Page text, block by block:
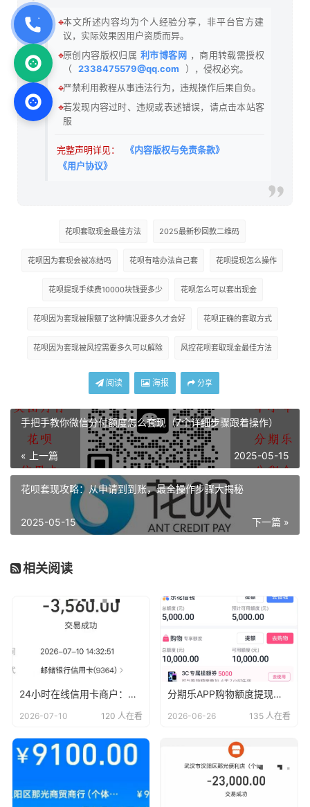
🔹本文所述内容均为个人经验分享，非平台官方建
议，实际效果因用户资质而异。
🔹原创内容版权归属 利市博客网 ，商用转载需授权
（
2338475579@qq.com
），侵权必究。
🔹严禁利用教程从事违法行为，违规操作后果自负。
🔹若发现内容过时、违规或表述错误，请点击本站客
服
完整声明详见：
《内容版权与免责条款》
《用户协议》
花呗套取现金最佳方法 2025最新秒回款二维码
花呗因为套现会被冻结吗 花呗有啥办法自己套 花呗提现怎么操作
花呗提现手续费10000块钱要多少 花呗怎么可以套出现金
花呗因为套现被限额了这种情况要多久才会好 花呗正确的套取方式
花呗因为套现被风控需要多久可以解除 风控花呗套取现金最佳方法
阅读 海报 分享
手把手教你微信分付额度怎么套现（7个详细步骤跟着操作）
« 上一篇 2025-05-15
花呗套现攻略：从申请到到账，最全操作步骤大揭秘
下一篇 »
2025-05-15
相关阅读
24小时在线信用卡商户：刷卡秒到账，轻松无忧
2026-07-10 120 人在看
分期乐APP购物额度提现教程：让你轻松变现！
2026-06-26 135 人在看